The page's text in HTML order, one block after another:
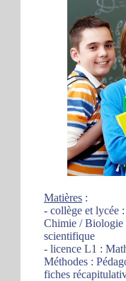
Matières :
- collège et lycée
Chimie / Biologie
scientifique
- licence L1 :
Méthodes :
fiches